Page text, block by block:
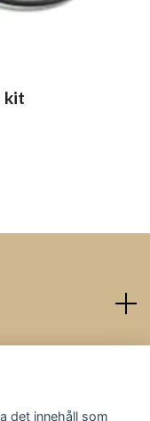
kit
det innehåll som